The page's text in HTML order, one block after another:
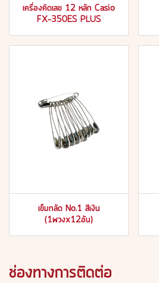
เครื่องคิดเลข 12 หลัก Casio
FX-350ES PLUS
เข็มกลัด No.1 สีเงิน
(1พวงx12อัน)
ช่องทางการติดต่อ